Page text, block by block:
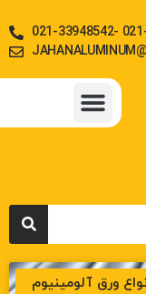
021-33948542-
ورق آلومینیوم